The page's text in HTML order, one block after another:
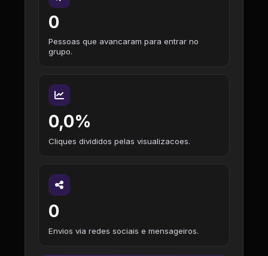
0
Pessoas que avancaram para entrar no
grupo.
0,0%
Cliques divididos pelas visualizacoes.
0
Envios via redes sociais e mensageiros.